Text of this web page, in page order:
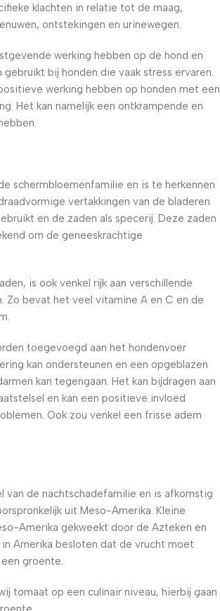
klachten in relatie tot de maag,
ontstekingen en urinewegen.
werking hebben op de hond en
gebruikt bij honden die vaak stress ervaren.
werking hebben op honden met een
Het kan namelijk een ontkrampende en
schermbloemenfamilie en is te herkennen
vertakkingen van de bladeren
en de zaden als specerij. Deze zaden
om de geneeskrachtige
is ook venkel rijk aan verschillende
Zo bevat het veel vitamine A en C en de
toegevoegd aan het hondenvoer
kan ondersteunen en een opgeblazen
kan tegengaan. Het kan bijdragen aan
en kan een positieve invloed
Ook zou venkel een frisse adem
van de nachtschadefamilie en is afkomstig
uit Meso-Amerika. Kleine
Amerika gekweekt door de Azteken en
in Amerika besloten dat de vrucht moet
groente.
tomaat op een culinair niveau, hierbij gaan